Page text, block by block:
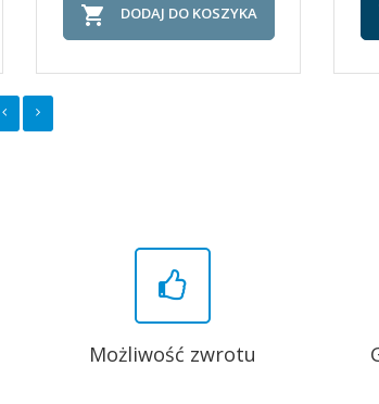
 DODAJ DO KOSZYKA
Możliwość zwrotu